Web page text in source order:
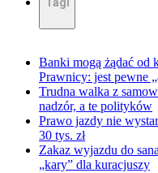
Banki mogą żądać od
Prawnicy: jest pewne
Trudna walka z
nadzór, a te polityków
Prawo jazdy nie
30 tys. zł
Zakaz wyjazdu do
„kary” dla kuracjuszy